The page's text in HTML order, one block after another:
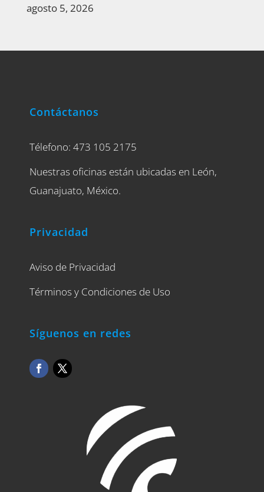
agosto 5, 2026
Contáctanos
Télefono: 473 105 2175
Nuestras oficinas están ubicadas en León,
Guanajuato, México.
Privacidad
Aviso de Privacidad
Términos y Condiciones de Uso
Síguenos en redes